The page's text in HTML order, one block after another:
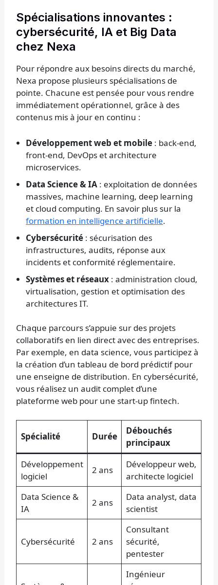
Spécialisations innovantes :
cybersécurité, IA et Big Data
chez Nexa
Pour répondre aux besoins directs du marché,
Nexa propose plusieurs spécialisations de
pointe. Chacune est pensée pour vous rendre
immédiatement opérationnel, grâce à des
contenus mis à jour en continu :
Développement web et mobile : back-end,
front-end, DevOps et architecture
microservices.
Data Science & IA : exploitation de données
massives, machine learning, deep learning
et cloud computing. En savoir plus sur la
formation en intelligence artificielle.
Cybersécurité : sécurisation des
infrastructures, audits, réponse aux
incidents et conformité réglementaire.
Systèmes et réseaux : administration cloud,
virtualisation, gestion et optimisation des
architectures IT.
Chaque parcours s’appuie sur des projets
collaboratifs en lien direct avec des entreprises.
Par exemple, en data science, vous participez à
la création d’un tableau de bord prédictif pour
une enseigne de distribution. En cybersécurité,
vous réalisez un audit complet d’une
plateforme web pour une start-up fintech.
Spécialité Durée
Débouchés
principaux
Développement
logiciel
2 ans
Développeur web,
architecte logiciel
Data Science &
IA
2 ans
Data analyst, data
scientist
Cybersécurité 2 ans
Consultant
sécurité,
pentester
Ingénieur